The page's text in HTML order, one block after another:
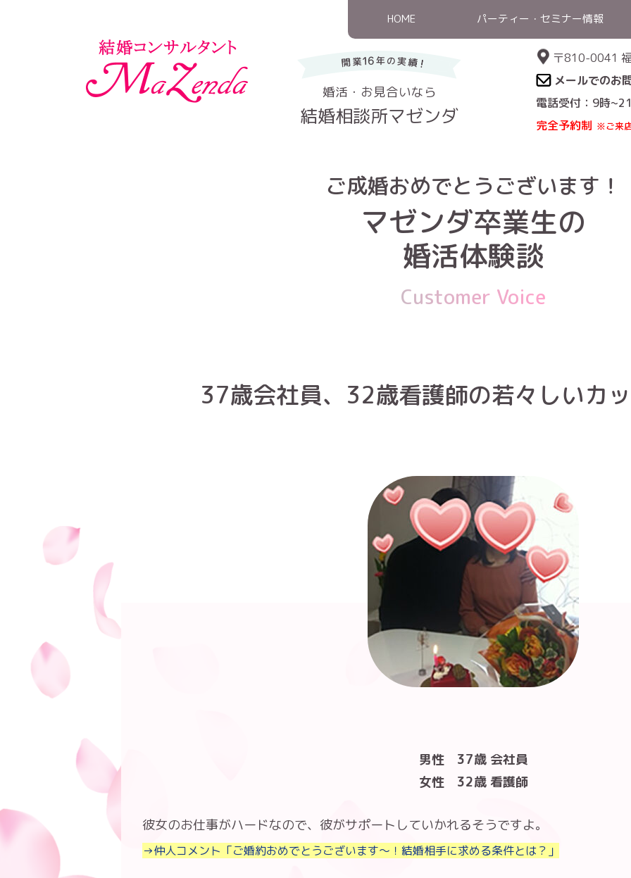
HOME パーティー・セミナー情報
婚活・お見合いなら
結婚相談所マゼンダ
〒810-0041
メールでのお
電話受付：9時
完全予約制 ※ご来
ご成婚おめでとうございます！
マゼンダ卒業生の
婚活体験談
Customer Voice
37歳会社員、32歳看護師の若々しいカッ
男性 37歳 会社員
女性 32歳 看護師
彼女のお仕事がハードなので、彼がサポートしていかれるそうですよ。
→仲人コメント「ご婚約おめでとうございます〜！結婚相手に求める条件とは？」